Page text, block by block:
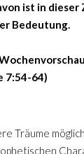
ist in dieser
Bedeutung.
7:54-64)
Träume